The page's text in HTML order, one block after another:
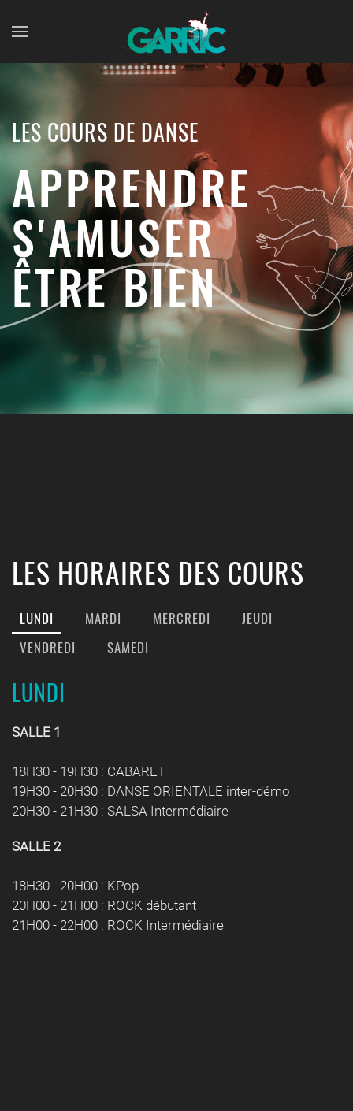
Skip to main content
LES COURS DE DANSE
APPRENDRE
S'AMUSER
ÊTRE BIEN
LES HORAIRES DES COURS
LUNDI MARDI MERCREDI
JEUDI
VENDREDI
SAMEDI
LUNDI
SALLE 1
18H30 - 19H30 : CABARET
19H30 - 20H30 : DANSE ORIENTALE inter-démo
20H30 - 21H30 : SALSA Intermédiaire
SALLE 2
18H30 - 20H00 : KPop
20H00 - 21H00 : ROCK débutant
21H00 - 22H00 : ROCK Intermédiaire